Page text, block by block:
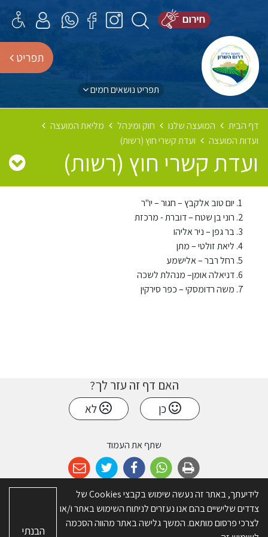
תפריט נושאים חמים
תפריט
דף הבית המועצה שלנו חוק ומינהל
מליאת המועצה
ועדות המועצה
ועדת קשרי חוץ (רשות)
ועדת קשרי חוץ (רשות)
יום טוב אלקבץ – חגור – יו"ר
רוני בן שטח – דוברת - מרכזת
בר גפן – ניר אליהו
ליאת זולטי – מתן
רחל רבר – אלישמע
דניאלה אומן– מנהלת לשכה
משה רדומסקי – כפר סירקין
האם דף זה עזר לך?
כן לא
שתף את העמוד
© כל הזכויות שמורות ל-מועצה אזורית דרום השרון. האתר פותח על ידי
לידיעתך, באתר זה נעשה שימוש בקבצי Cookies של
צדדים שלישיים בהם אנו נעזרים לניתוח השימוש באתר ו/או
לצרכי פרסום מותאם. המשך גלישה באתר מהווה הסכמה
הבנתי